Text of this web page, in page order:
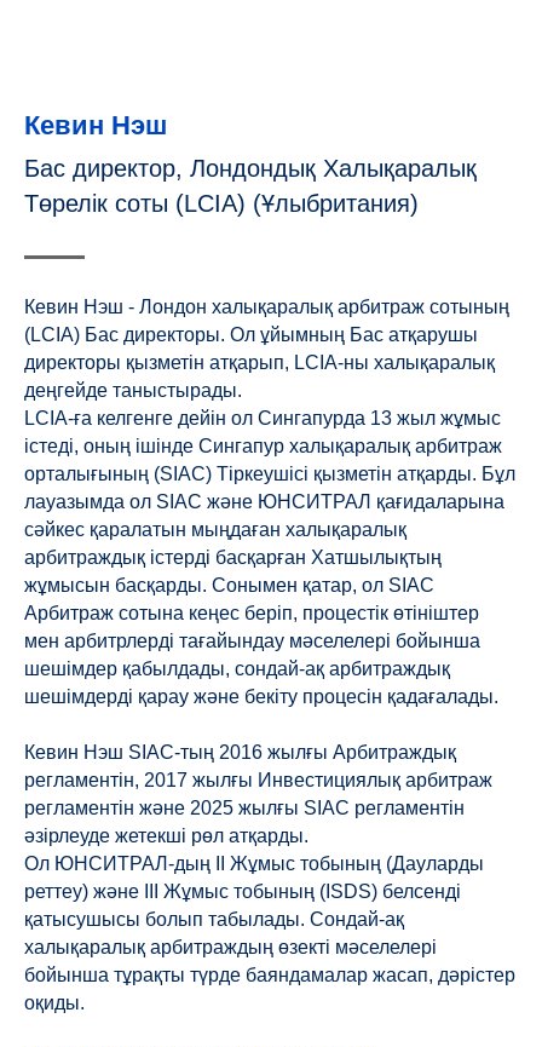
Кевин Нэш
Бас директор, Лондондық Халықаралық
Төрелік соты (LCIA) (Ұлыбритания)
Кевин Нэш - Лондон халықаралық арбитраж сотының
(LCIA) Бас директоры. Ол ұйымның Бас атқарушы
директоры қызметін атқарып, LCIA-ны халықаралық
деңгейде таныстырады.
LCIA-ға келгенге дейін ол Сингапурда 13 жыл жұмыс
істеді, оның ішінде Сингапур халықаралық арбитраж
орталығының (SIAC) Тіркеушісі қызметін атқарды. Бұл
лауазымда ол SIAC және ЮНСИТРАЛ қағидаларына
сәйкес қаралатын мыңдаған халықаралық
арбитраждық істерді басқарған Хатшылықтың
жұмысын басқарды. Сонымен қатар, ол SIAC
Арбитраж сотына кеңес беріп, процестік өтініштер
мен арбитрлерді тағайындау мәселелері бойынша
шешімдер қабылдады, сондай-ақ арбитраждық
шешімдерді қарау және бекіту процесін қадағалады.
Кевин Нэш SIAC-тың 2016 жылғы Арбитраждық
регламентін, 2017 жылғы Инвестициялық арбитраж
регламентін және 2025 жылғы SIAC регламентін
әзірлеуде жетекші рөл атқарды.
Ол ЮНСИТРАЛ-дың II Жұмыс тобының (Дауларды
реттеу) және III Жұмыс тобының (ISDS) белсенді
қатысушысы болып табылады. Сондай-ақ
халықаралық арбитраждың өзекті мәселелері
бойынша тұрақты түрде баяндамалар жасап, дәрістер
оқиды.